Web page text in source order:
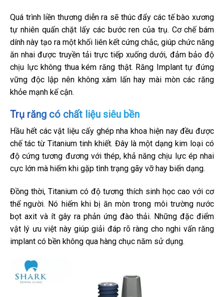
Quá trình liền thương diễn ra sẽ thúc đẩy các tế bào xương
tự nhiên quấn chặt lấy các bước ren của trụ. Cơ chế bám
dính này tạo ra một khối liên kết cứng chắc, giúp chức năng
ăn nhai được truyền tải trực tiếp xuống dưới, đảm bảo độ
chịu lực không thua kém răng thật. Răng Implant tự đứng
vững độc lập nên không xâm lấn hay mài mòn các răng
khỏe mạnh kế cận.
Trụ răng có chất liệu siêu bền
Hầu hết các vật liệu cấy ghép nha khoa hiện nay đều được
chế tác từ Titanium tinh khiết. Đây là một dạng kim loại có
độ cứng tương đương với thép, khả năng chịu lực ép nhai
cực lớn mà hiếm khi gặp tình trạng gãy vỡ hay biến dạng.
Đồng thời, Titanium có độ tương thích sinh học cao với cơ
thể người. Nó hiếm khi bị ăn mòn trong môi trường nước
bọt axit và ít gây ra phản ứng đào thải. Những đặc điểm
vật lý ưu việt này giúp giải đáp rõ ràng cho nghi vấn răng
implant có bền không qua hàng chục năm sử dụng.